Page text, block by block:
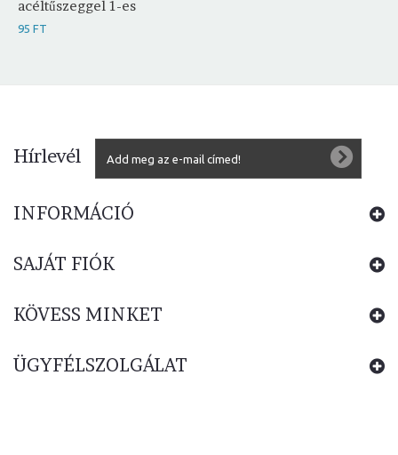
acéltűszeggel 1-es
95 FT
Hírlevél
INFORMÁCIÓ
SAJÁT FIÓK
KÖVESS MINKET
ÜGYFÉLSZOLGÁLAT